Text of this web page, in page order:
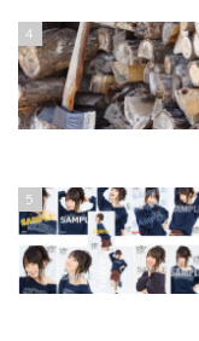
4
5